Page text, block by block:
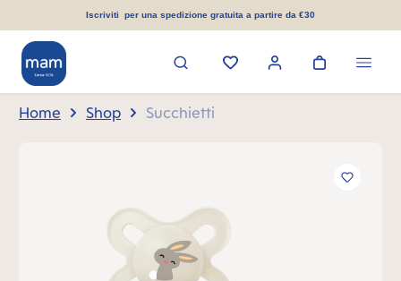
principaleIscriviti per una spedizione gratuita a partire da €30
Home Shop Succhietti